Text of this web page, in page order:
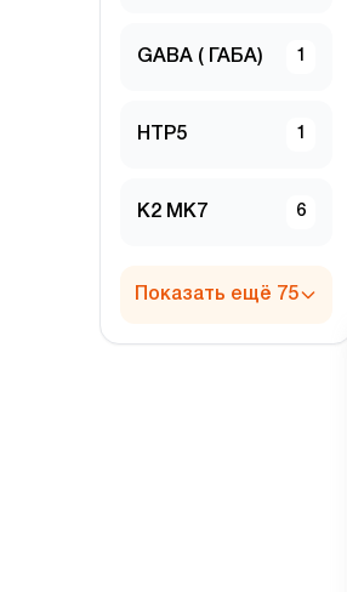
GABA ( ГАБА) 1
HTP5 1
K2 MK7 6
Показать ещё 75